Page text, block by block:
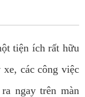
tiện ích rất hữu
các công việc
ngay trên màn